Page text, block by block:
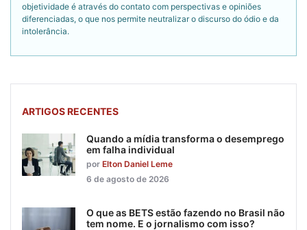
objetividade é através do contato com perspectivas e opiniões
diferenciadas, o que nos permite neutralizar o discurso do ódio e da
intolerância.
ARTIGOS RECENTES
Quando a mídia transforma o desemprego
em falha individual
por Elton Daniel Leme
6 de agosto de 2026
O que as BETS estão fazendo no Brasil não
tem nome. E o jornalismo com isso?